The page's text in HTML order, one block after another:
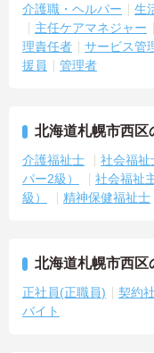
介護職・ヘルパー 生
主任ケアマネジャー
理責任者
サービス管
援員
管理者
北海道札幌市西区
介護福祉士 社会福祉
パー2級）
社会福祉
級）
精神保健福祉士
北海道札幌市西区
正社員(正職員) 契約
バイト